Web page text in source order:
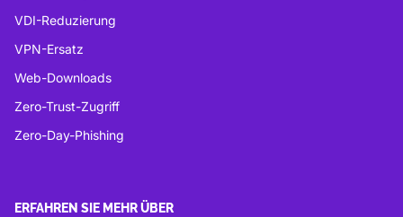
VDI-Reduzierung
VPN-Ersatz
Web-Downloads
Zero-Trust-Zugriff
Zero-Day-Phishing
ERFAHREN SIE MEHR ÜBER